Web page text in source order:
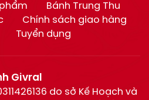
Bánh Trung Thu
Chính sách giao hàng
Tuyển dụng
Givral
do sở Kế Hoạch và